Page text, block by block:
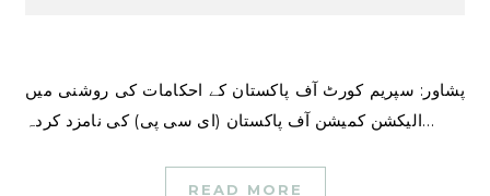
پشاور: سپریم کورٹ آف پاکستان کے احکامات کی روشنی میں
الیکشن کمیشن آف پاکستان (ای سی پی) کی نامزد کردہ…
READ MORE